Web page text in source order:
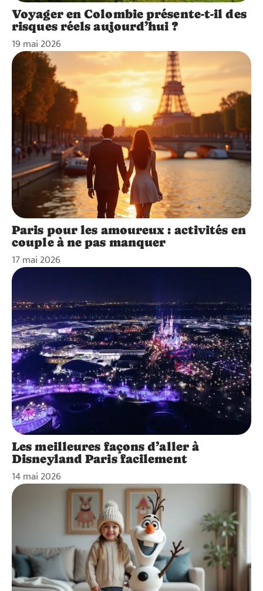
Voyager en Colombie présente-t-il des
risques réels aujourd’hui ?
19 mai 2026
Paris pour les amoureux : activités en
couple à ne pas manquer
17 mai 2026
Les meilleures façons d’aller à
Disneyland Paris facilement
14 mai 2026